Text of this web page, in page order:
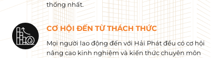
thống nhất.
CƠ HỘI ĐẾN TỪ THÁCH THỨC
Mọi người lao động đến với Hải Phát đều có cơ hội
nâng cao kinh nghiệm và kiến ​​thức chuyên môn